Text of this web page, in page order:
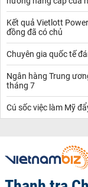
Kết quả Vietlott
đồng đã có chủ
Chuyên gia quốc tế
Ngân hàng Trung
tháng 7
Cú sốc việc làm Mỹ